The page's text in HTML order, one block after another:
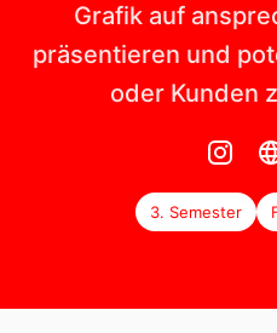
Grafik auf
präsentieren und
oder Kunden
3. Semester